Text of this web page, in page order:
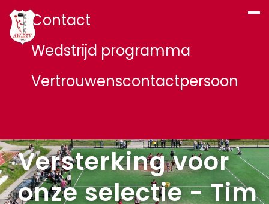
Contact
Wedstrijd programma
Vertrouwenscontactpersoon
Versterking voor
onze selectie - Tim